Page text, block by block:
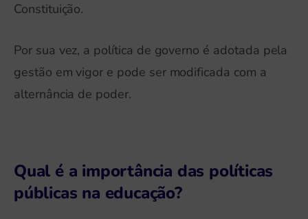
Constituição.
Por sua vez, a política de governo é adotada pela
gestão em vigor e pode ser modificada com a
alternância de poder.
Qual é a importância das políticas
públicas na educação?